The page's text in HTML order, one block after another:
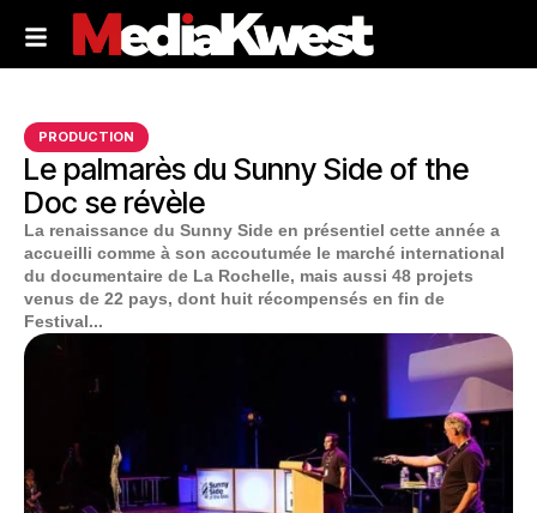
PRODUCTION
Le palmarès du Sunny Side of the
Doc se révèle
La renaissance du Sunny Side en présentiel cette année a
accueilli comme à son accoutumée le marché international
du documentaire de La Rochelle, mais aussi 48 projets
venus de 22 pays, dont huit récompensés en fin de
Festival...